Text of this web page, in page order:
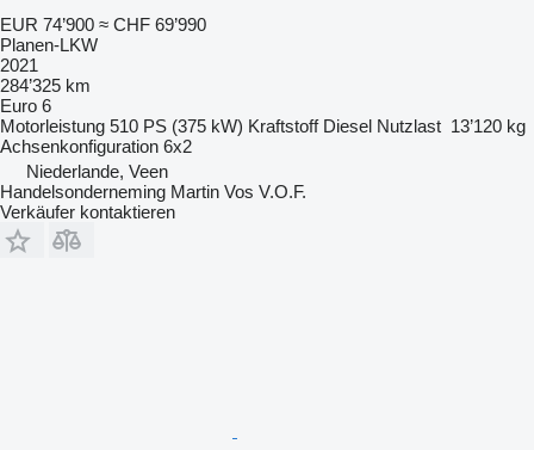
EUR 74’900 ≈ CHF 69’990
Planen-LKW
2021
284’325 km
Euro 6
Motorleistung 510 PS (375 kW) Kraftstoff Diesel Nutzlast 13’120 kg
Achsenkonfiguration 6x2
Niederlande, Veen
Handelsonderneming Martin Vos V.O.F.
Verkäufer kontaktieren